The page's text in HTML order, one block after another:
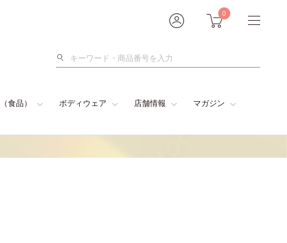
0
検
食品） ボディウェア 店舗情報 マガジン